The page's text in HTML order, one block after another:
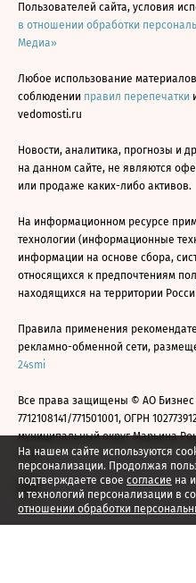
На нашем сайте используются
персонализации. Продолжая
подтверждаете свое согласие на
и технологий персонализации в
отношении обработки
Пользователей сайта, условия
в отношении обработки
Медиа»
Любое использование
соблюдении правил перепечатки
vedomosti.ru
Новости, аналитика, прогнозы и
на данном сайте, не являются
или продаже каких-либо активов.
На информационном ресурсе
технологии (информационные
информации на основе сбора,
относящихся к предпочтениям
находящихся на территории
Правила применения
рекламно-обменной сети,
24smi
Все права защищены © АО
7712108141/771501001, ОГРН
муниципальный округ Марьина
2026